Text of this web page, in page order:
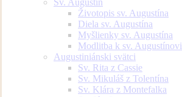
Sv. Augustín
Životopis sv. Augustína
Diela sv. Augustína
Myšlienky sv. Augustína
Modlitba k sv. Augustínovi
Augustiniánski svätci
Sv. Rita z Cassie
Sv. Mikuláš z Tolentína
Sv. Klára z Montefalka